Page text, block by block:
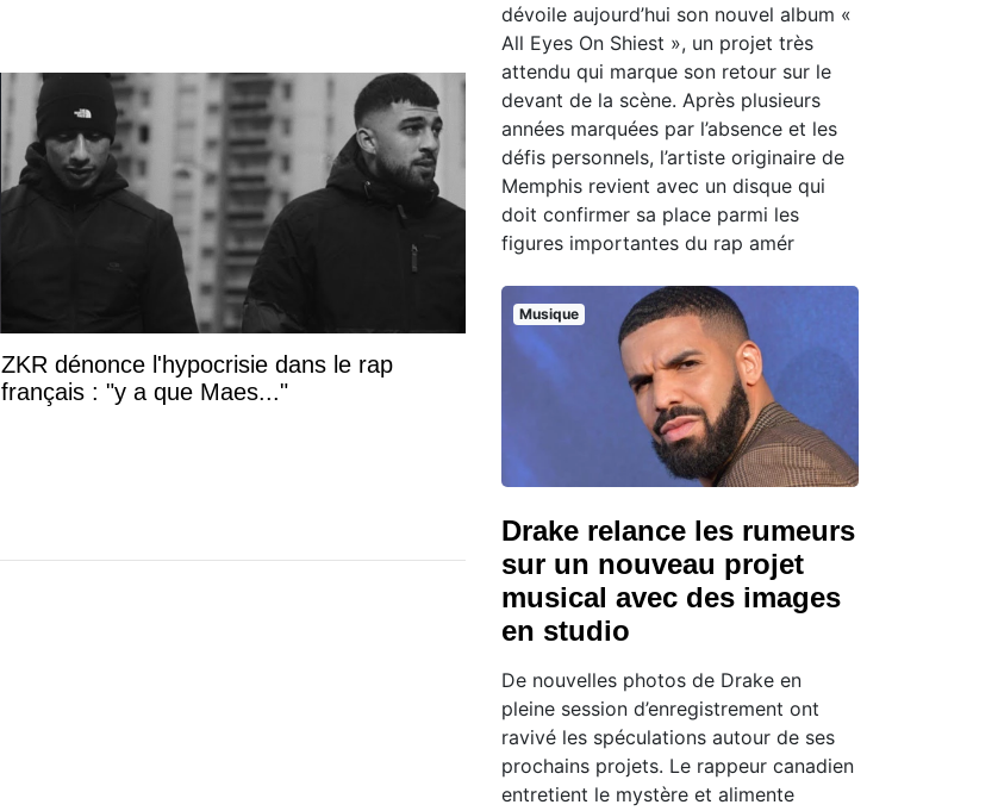
ZKR dénonce l'hypocrisie dans le rap
français : "y a que Maes..."
dévoile aujourd’hui son nouvel album «
All Eyes On Shiest », un projet très
attendu qui marque son retour sur le
devant de la scène. Après plusieurs
années marquées par l’absence et les
défis personnels, l’artiste originaire de
Memphis revient avec un disque qui
doit confirmer sa place parmi les
figures importantes du rap amér
Musique
Drake relance les rumeurs
sur un nouveau projet
musical avec des images
en studio
De nouvelles photos de Drake en
pleine session d’enregistrement ont
ravivé les spéculations autour de ses
prochains projets. Le rappeur canadien
entretient le mystère et alimente